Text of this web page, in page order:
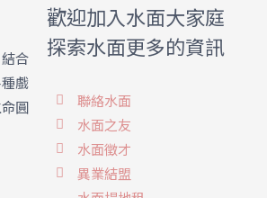
合
戲
圓
歡迎加入水面大家庭
探索水面更多的資訊
聯絡水面
水面之友
水面徵才
異業結盟